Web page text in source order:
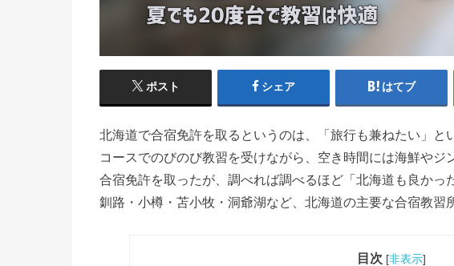
ポスト シェア はてブ
北海道で合宿免許を取るというのは、「旅行も兼ねたい」と
コースでのびのび教習を受けながら、空き時間には海鮮や
合宿免許を取ったが、調べれば調べるほど「北海道も良かっ
釧路・小樽・苫小牧・洞爺湖など、北海道の主要な合宿教習
目次 [非表示]